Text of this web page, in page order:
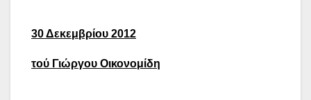
30 Δεκεμβρίου 2012
τού Γιώργου Οικονομίδη